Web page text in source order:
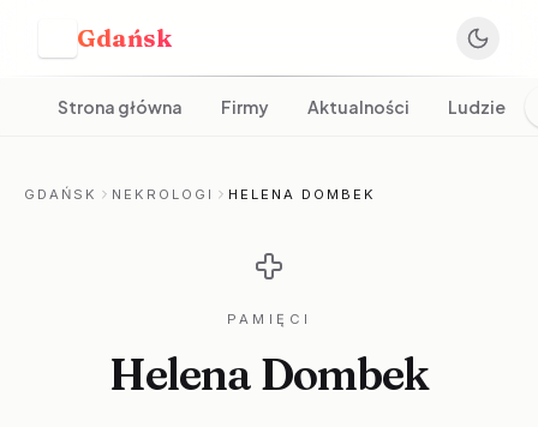
Gdańsk
Strona główna Firmy Aktualności Ludzie
GDAŃSK NEKROLOGI HELENA DOMBEK
PAMIĘCI
Helena Dombek